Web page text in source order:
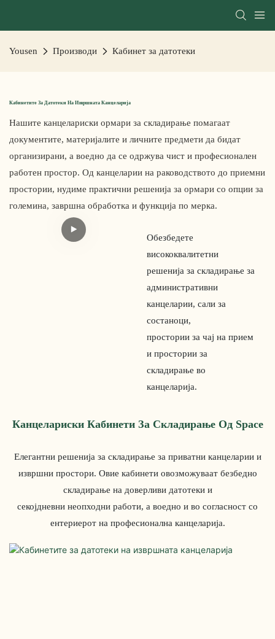
Yousen Производи Кабинет за датотеки
Кабинетите За Датотеки На Извршната Канцеларија
Нашите канцелариски ормари за складирање помагаат
документите, материјалите и личните предмети да бидат
организирани, а воедно да се одржува чист и професионален
работен простор. Од канцеларии на раководството до приемни
простории, нудиме практични решенија за ормари со опции за
големина, завршна обработка и функција по мерка.
Обезбедете
висококвалитетни
решенија за складирање за
административни
канцеларии, сали за
состаноци,
простории за чај на прием
и простории за
складирање во
канцеларија.
Канцелариски Кабинети За Складирање Од Space
Елегантни решенија за складирање за приватни канцеларии и
извршни простори. Овие кабинети овозможуваат безбедно
складирање на доверливи датотеки и
секојдневни неопходни работи, а воедно и во согласност со
ентериерот на професионална канцеларија.